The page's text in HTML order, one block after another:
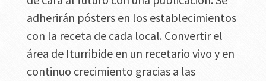
adherirán pósters en los establecimientos
con la receta de cada local. Convertir el
área de Iturribide en un recetario vivo y en
continuo crecimiento gracias a las